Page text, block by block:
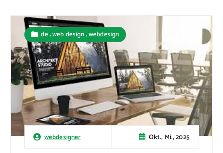
webdesigner Okt., Mi., 2025
de,web design,webdesign